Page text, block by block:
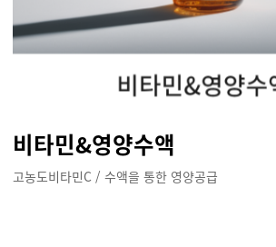
비타민&영양수액
고농도비타민C / 수액을 통한 영양공급